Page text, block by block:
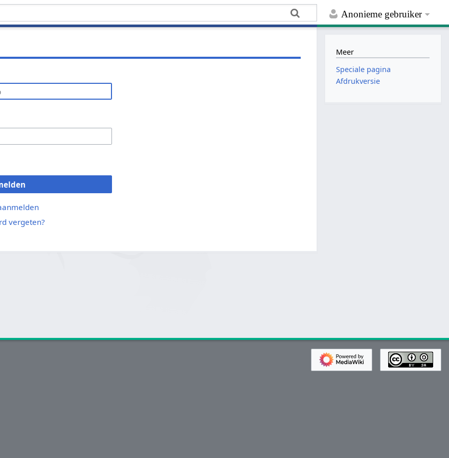
Anonieme gebruiker
vergeten?
Meer
Speciale pagina
Afdrukversie